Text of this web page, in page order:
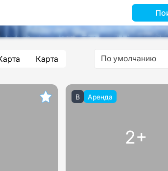
Карта По умолчанию
B Аренда
2+